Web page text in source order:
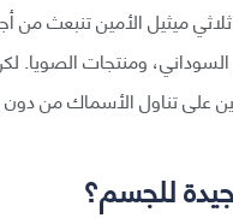
ميثيل الأمين تنبعث من
ومنتجات الصويا.
على تناول الأسماك من
للجسم؟